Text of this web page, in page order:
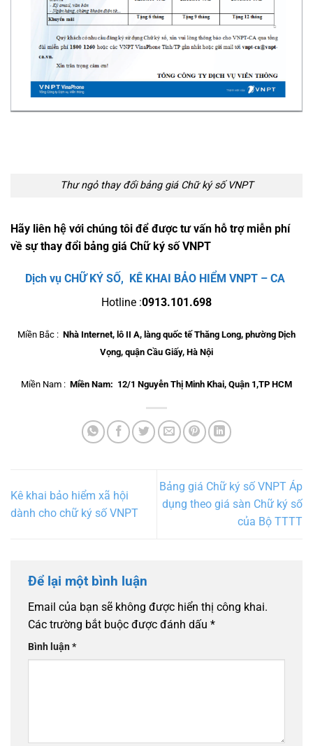
Thư ngỏ thay đổi bảng giá Chữ ký số VNPT
Hãy liên hệ với chúng tôi để được tư vấn hỗ trợ miễn phí
về sự thay đổi bảng giá Chữ ký số VNPT
Dịch vụ CHỮ KÝ SỐ, KÊ KHAI BẢO HIỂM VNPT – CA
Hotline :0913.101.698
Miền Bắc : Nhà Internet, lô II A, làng quốc tế Thăng Long, phường Dịch
Vọng, quận Cầu Giấy, Hà Nội
Miền Nam : Miền Nam: 12/1 Nguyễn Thị Minh Khai, Quận 1,TP HCM
Kê khai bảo hiểm xã hội
dành cho chữ ký số VNPT
Bảng giá Chữ ký số VNPT Áp
dụng theo giá sàn Chữ ký số
của Bộ TTTT
Để lại một bình luận
Email của bạn sẽ không được hiển thị công khai.
Các trường bắt buộc được đánh dấu *
Bình luận*